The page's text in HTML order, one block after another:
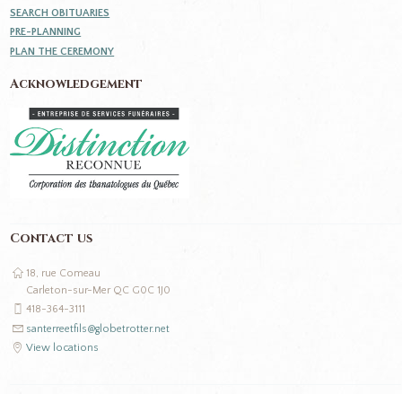
SEARCH OBITUARIES
PRE-PLANNING
PLAN THE CEREMONY
Acknowledgement
Contact us
18, rue Comeau
Carleton-sur-Mer QC G0C 1J0
418-364-3111
santerreetfils@globetrotter.net
View locations